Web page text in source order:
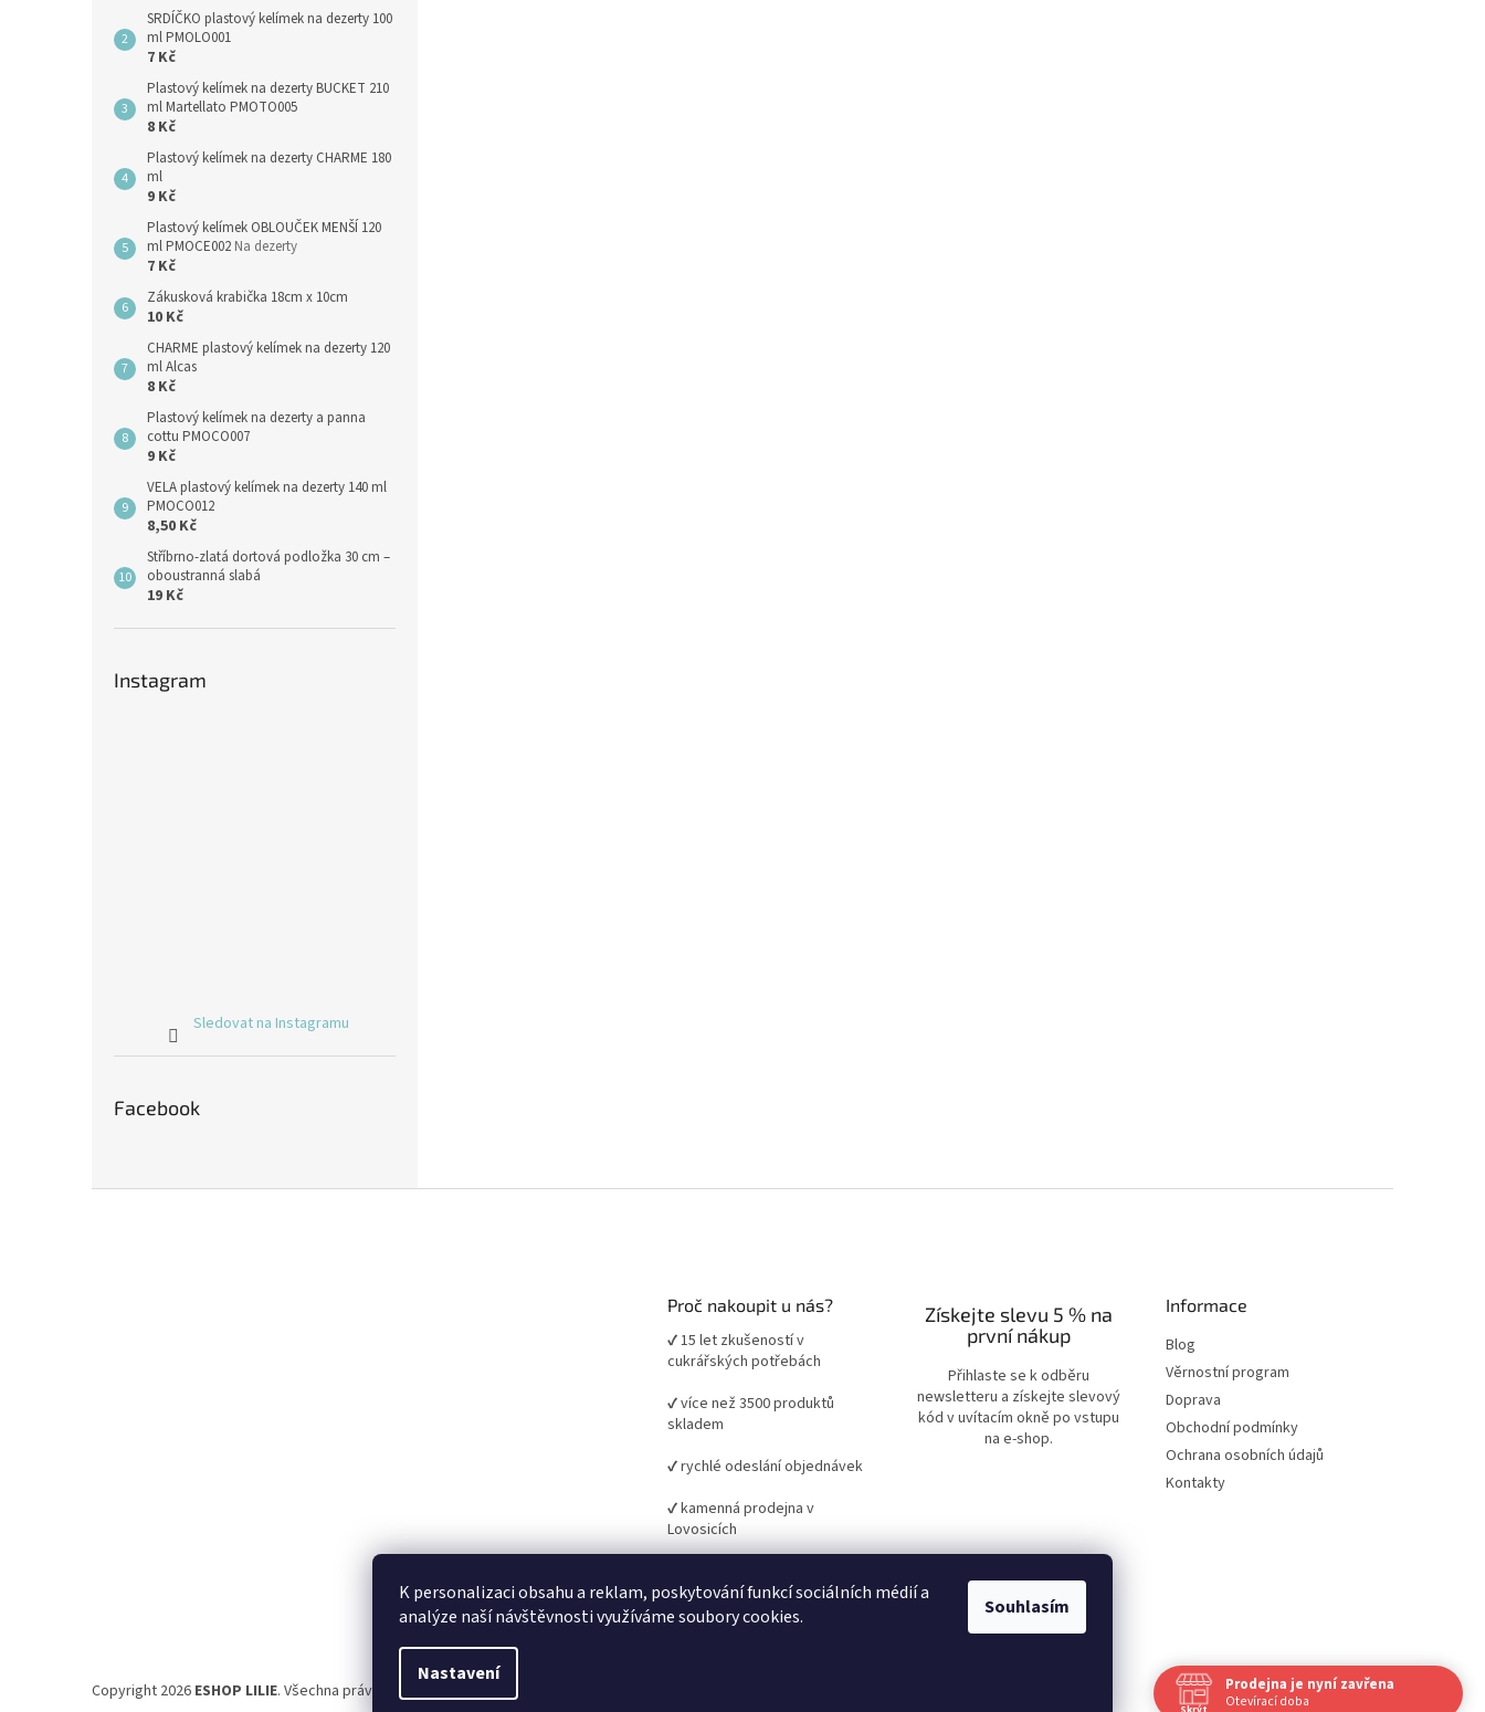
K personalizaci obsahu a reklam, poskytování funkcí sociálních médií a
analýze naší návštěvnosti využíváme soubory cookies.
Nastavení
Souhlasím
SRDÍČKO plastový kelímek na dezerty 100
ml PMOLO001
7 Kč
Plastový kelímek na dezerty BUCKET 210
ml Martellato PMOTO005
8 Kč
Plastový kelímek na dezerty CHARME 180
ml
9 Kč
Plastový kelímek OBLOUČEK MENŠÍ 120
ml PMOCE002 Na dezerty
7 Kč
Zákusková krabička 18cm x 10cm
10 Kč
CHARME plastový kelímek na dezerty 120
ml Alcas
8 Kč
Plastový kelímek na dezerty a panna
cottu PMOCO007
9 Kč
VELA plastový kelímek na dezerty 140 ml
PMOCO012
8,50 Kč
Stříbrno-zlatá dortová podložka 30 cm –
oboustranná slabá
19 Kč
Instagram
Sledovat na Instagramu
Facebook
Proč nakoupit u nás?
✔ 15 let zkušeností v
cukrářských potřebách
✔ více než 3500 produktů
skladem
✔ rychlé odeslání objednávek
✔ kamenná prodejna v
Lovosicích
pro domácí i profesionální
pečení
Získejte slevu 5 % na
první nákup
Přihlaste se k odběru
newsletteru a získejte slevový
kód v uvítacím okně po vstupu
na e-shop.
Informace
Blog
Věrnostní program
Doprava
Obchodní podmínky
Ochrana osobních údajů
Kontakty
Vytvořil Shoptet
Copyright 2026 ESHOP LILIE. Všechna práva vyhrazena. Upravit nastavení cookies Prodejna je nyní zavřena
Otevírací doba